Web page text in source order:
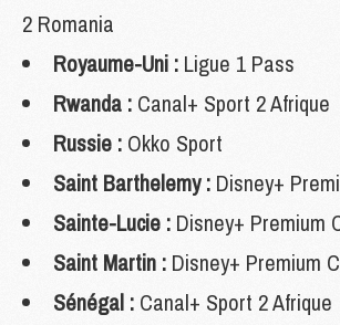
2 Romania
Royaume-Uni : Ligue 1 Pass
Rwanda : Canal+ Sport 2 Afrique
Russie : Okko Sport
Saint Barthelemy : Disney+
Sainte-Lucie : Disney+ Premium
Saint Martin : Disney+ Premium
Sénégal : Canal+ Sport 2 Afrique